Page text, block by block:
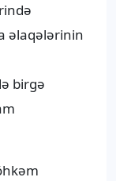
əlaqələrinin
birgə